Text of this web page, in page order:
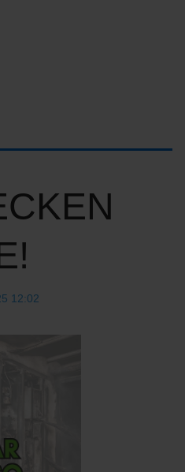
12:02